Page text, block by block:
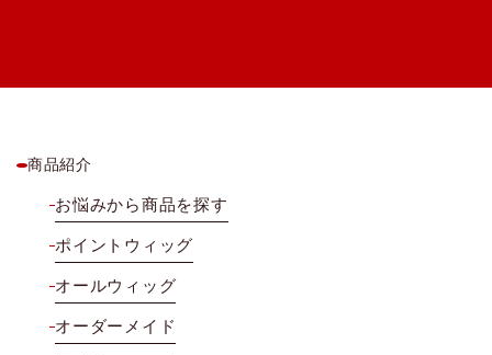
商品紹介
お悩みから商品を探す
ポイントウィッグ
オールウィッグ
オーダーメイド